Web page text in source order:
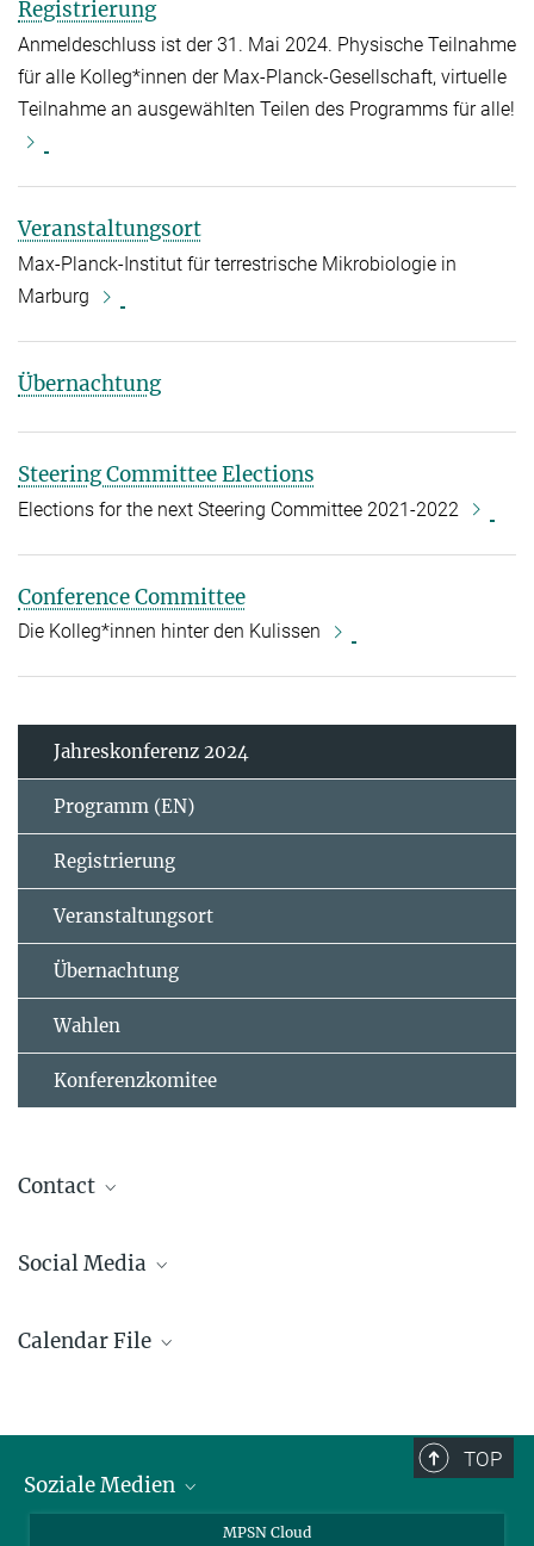
Registrierung
Anmeldeschluss ist der 31. Mai 2024. Physische Teilnahme
für alle Kolleg*innen der Max-Planck-Gesellschaft, virtuelle
Teilnahme an ausgewählten Teilen des Programms für alle!
Veranstaltungsort
Max-Planck-Institut für terrestrische Mikrobiologie in
Marburg
Übernachtung
Steering Committee Elections
Elections for the next Steering Committee 2021-2022
Conference Committee
Die Kolleg*innen hinter den Kulissen
Jahreskonferenz 2024
Programm (EN)
Registrierung
Veranstaltungsort
Übernachtung
Wahlen
Konferenzkomitee
Contact
Social Media
Calendar File
TOP
Soziale Medien
MPSN Cloud